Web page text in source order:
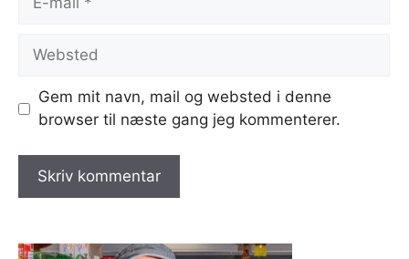
Websted
Gem mit navn, mail og websted i denne
browser til næste gang jeg kommenterer.